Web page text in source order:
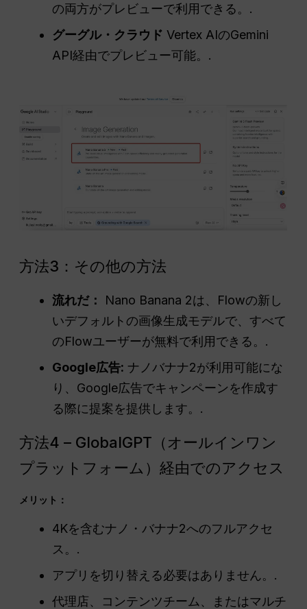
の両方がプレビューで利用できる。.
グーグル・クラウド Vertex AIのGemini
API経由でプレビュー可能。.
方法3：その他の方法
流れだ：
Nano Banana 2は、Flowの新し
いデフォルトの画像生成モデルで、すべて
のFlowユーザーが無料で利用できる。.
Google広告: ナノバナナ2が利用可能にな
り、Google広告でキャンペーンを作成す
る際に提案を提供します。.
方法4 – GlobalGPT（オールインワン
プラットフォーム）経由でのアクセス
メリット：
4Kを含むナノ・バナナ2へのフルアクセ
ス。.
アプリを切り替える必要はありません。.
代理店、コンテンツチーム、またはマルチ